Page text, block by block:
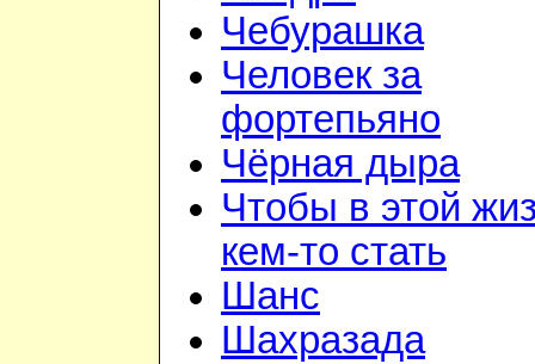
Чебурашка
Человек за
фортепьяно
Чёрная дыра
Чтобы в этой
кем-то стать
Шанс
Шахразада